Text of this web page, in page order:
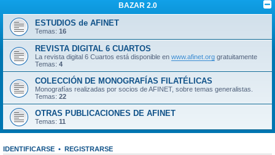
BAZAR 2.0
ESTUDIOS de AFINET
Temas: 16
REVISTA DIGITAL 6 CUARTOS
La revista digital 6 Cuartos está disponible en www.afinet.org gratuitamente
Temas: 4
COLECCIÓN DE MONOGRAFÍAS FILATÉLICAS
Monografías realizadas por socios de AFINET, sobre temas generalistas.
Temas: 22
OTRAS PUBLICACIONES DE AFINET
Temas: 11
IDENTIFICARSE • REGISTRARSE